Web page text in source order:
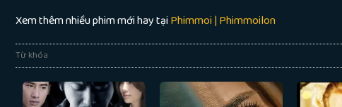
Xem thêm nhiều phim mới hay tạiPhimmoi | Phimmoilon
Từ khóa